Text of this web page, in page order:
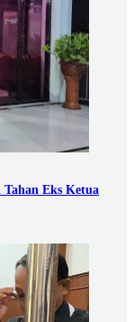
Eks Ketua